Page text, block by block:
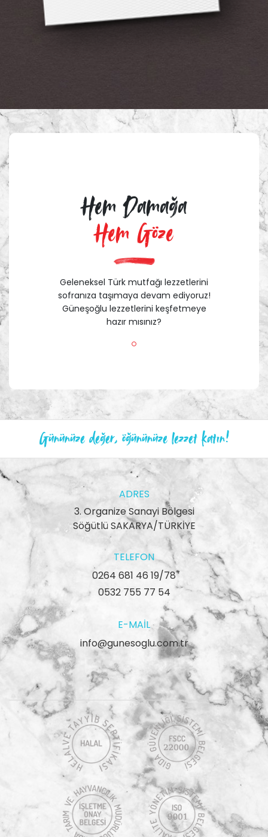
Hem Damağa
Hem Göze
Geleneksel Türk mutfağı lezzetlerini
sofranıza taşımaya devam ediyoruz!
Güneşoğlu lezzetlerini keşfetmeye
hazır mısınız?
Gününüze değer, öğününüze lezzet katın!
ADRES
3. Organize Sanayi Bölgesi
Söğütlü SAKARYA/TÜRKİYE
TELEFON
0264 681 46 19/78
0532 755 77 54
E-MAIL
info@gunesoglu.com.tr